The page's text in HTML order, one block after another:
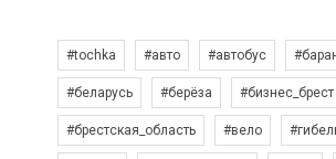
#tochka #авто #автобус
#беларусь #берёза #бизнес_брест
#брестская_область #вело